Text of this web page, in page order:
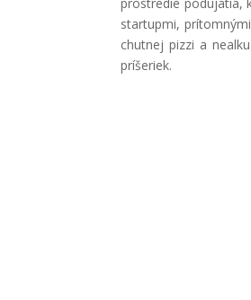
startupmi,
chutnej pizzi a
príšeriek.